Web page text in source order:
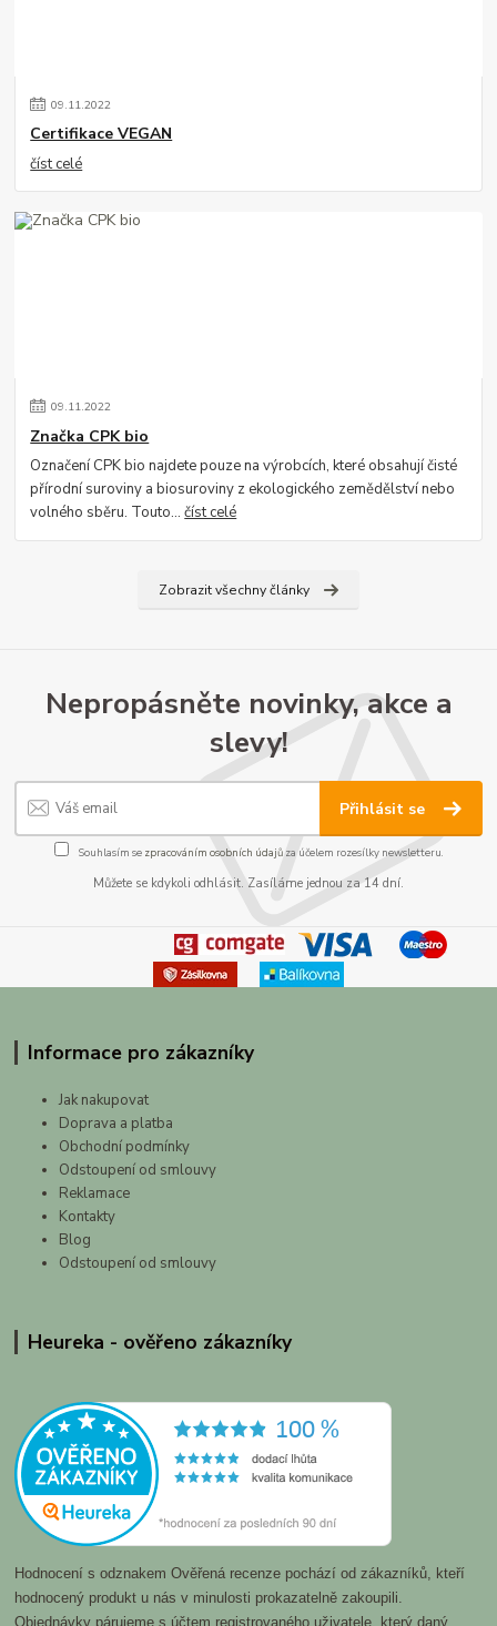
09.11.2022
Certifikace VEGAN
číst celé
09.11.2022
Značka CPK bio
Označení CPK bio najdete pouze na výrobcích, které obsahují čisté
přírodní suroviny a biosuroviny z ekologického zemědělství nebo
volného sběru. Touto...číst celé
Zobrazit všechny články
Nepropásněte novinky, akce a
slevy!
Přihlásit se
Souhlasím se zpracováním osobních údajůza účelem rozesílky newsletteru.
Můžete se kdykoli odhlásit. Zasíláme jednou za 14 dní.
Informace pro zákazníky
Jak nakupovat
Doprava a platba
Obchodní podmínky
Odstoupení od smlouvy
Reklamace
Kontakty
Blog
Odstoupení od smlouvy
Heureka - ověřeno zákazníky
Hodnocení s odznakem Ověřená recenze pochází od zákazníků, kteří
hodnocený produkt u nás v minulosti prokazatelně zakoupili.
Objednávky párujeme s účtem registrovaného uživatele, který daný